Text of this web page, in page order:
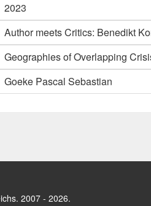
2023
Author meets Critics: Benedikt
Geographies of Overlapping
Goeke Pascal Sebastian
. 2007 - 2026.